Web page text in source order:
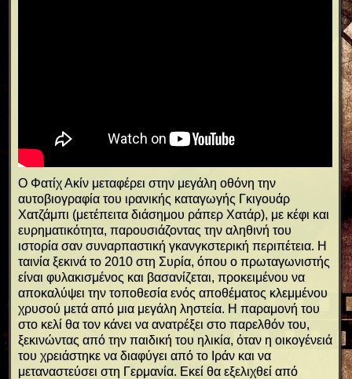
Ο Φατίχ Ακίν μεταφέρει στην μεγάλη οθόνη την
αυτοβιογραφία του ιρανικής καταγωγής Γκιγουάρ
Χατζάμπι (μετέπειτα διάσημου ράπερ Χατάρ), με κέφι και
ευρηματικότητα, παρουσιάζοντας την αληθινή του
ιστορία σαν συναρπαστική γκανγκστερική περιπέτεια. Η
ταινία ξεκινά το 2010 στη Συρία, όπου ο πρωταγωνιστής
είναι φυλακισμένος και βασανίζεται, προκειμένου να
αποκαλύψει την τοποθεσία ενός αποθέματος κλεμμένου
χρυσού μετά από μια μεγάλη ληστεία. Η παραμονή του
στο κελί θα τον κάνει να ανατρέξει στο παρελθόν του,
ξεκινώντας από την παιδική του ηλικία, όταν η οικογένειά
του χρειάστηκε να διαφύγει από το Ιράν και να
μεταναστεύσει στη Γερμανία. Εκεί θα εξελιχθεί από